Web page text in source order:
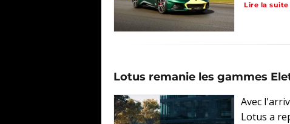
Lire la suite
Lotus remanie les gammes
Avec
Lotus a